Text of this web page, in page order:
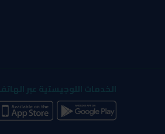
الخدمات اللوجيستية عبر